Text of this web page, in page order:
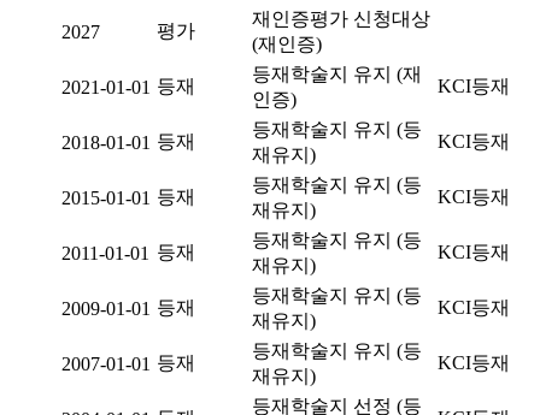
2027 평가
재인증평가 신청대상
(재인증)
2021-01-01 등재
등재학술지 유지 (재
인증)
KCI등재
2018-01-01 등재
등재학술지 유지 (등
재유지)
KCI등재
2015-01-01 등재
등재학술지 유지 (등
재유지)
KCI등재
2011-01-01 등재
등재학술지 유지 (등
재유지)
KCI등재
2009-01-01 등재
등재학술지 유지 (등
재유지)
KCI등재
2007-01-01 등재
등재학술지 유지 (등
재유지)
KCI등재
등재학술지 선정 (등